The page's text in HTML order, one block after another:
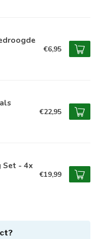
€6,95
€22,95
Set - 4x
€19,99